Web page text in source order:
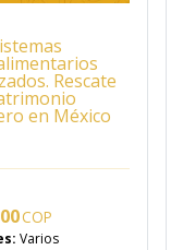
Rescate
en México
Varios